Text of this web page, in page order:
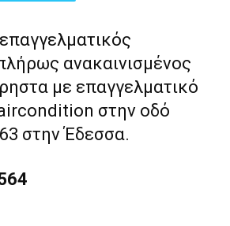
ανακαινισμένος
με επαγγελματικό
στην οδό
στην Έδεσσα.